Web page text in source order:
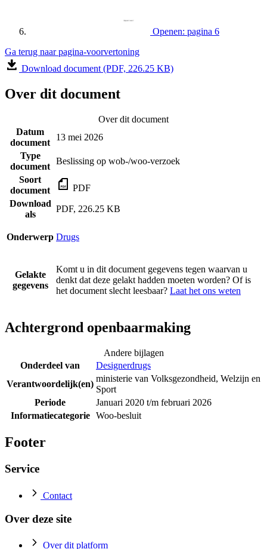
Openen: pagina 6
Ga terug naar pagina-voorvertoning
Download document (PDF, 226.25 KB)
Over dit document
Over dit document
Datum
document
13 mei 2026
Type
document
Beslissing op wob-/woo-verzoek
Soort
document
PDF
Download
als
PDF, 226.25 KB
Onderwerp Drugs
Gelakte
gegevens
Komt u in dit document gegevens tegen waarvan u
denkt dat deze gelakt hadden moeten worden? Of is
het document slecht leesbaar? Laat het ons weten
Achtergrond openbaarmaking
Andere bijlagen
Onderdeel van
Designerdrugs
Verantwoordelijk(en)
ministerie van Volksgezondheid, Welzijn en
Sport
Periode
Januari 2020 t/m februari 2026
Informatiecategorie
Woo-besluit
Footer
Service
Contact
Over deze site
Over dit platform